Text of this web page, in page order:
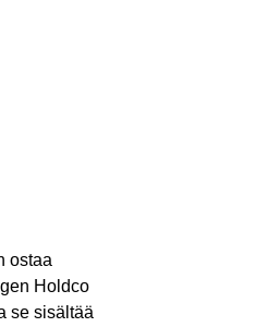
ostaa
Holdco
se sisältää